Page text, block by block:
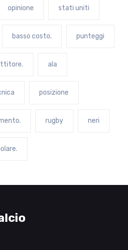
opinione stati uniti
basso costo. punteggi
ala
posizione
rugby neri